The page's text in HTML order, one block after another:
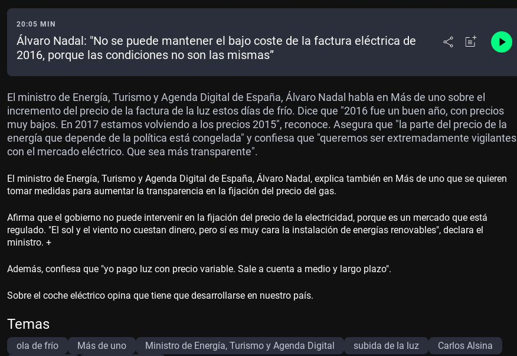
20:05 MIN
Álvaro Nadal: "No se puede mantener el bajo coste de la factura eléctrica de
2016, porque las condiciones no son las mismas”
El ministro de Energía, Turismo y Agenda Digital de España, Álvaro Nadal habla en Más de uno sobre el
incremento del precio de la factura de la luz estos días de frío. Dice que "2016 fue un buen año, con precios
muy bajos. En 2017 estamos volviendo a los precios 2015", reconoce. Asegura que "la parte del precio de la
energía que depende de la política está congelada" y confiesa que "queremos ser extremadamente vigilantes
con el mercado eléctrico. Que sea más transparente".
El ministro de Energía, Turismo y Agenda Digital de España, Álvaro Nadal, explica también en Más de uno que se quieren
tomar medidas para aumentar la transparencia en la fijación del precio del gas.
Afirma que el gobierno no puede intervenir en la fijación del precio de la electricidad, porque es un mercado que está
regulado. "El sol y el viento no cuestan dinero, pero sí es muy cara la instalación de energías renovables", declara el
ministro. +
Además, confiesa que "yo pago luz con precio variable. Sale a cuenta a medio y largo plazo".
Sobre el coche eléctrico opina que tiene que desarrollarse en nuestro país.
Temas
ola de frío Más de uno Ministro de Energía, Turismo y Agenda Digital subida de la luz
Carlos Alsina